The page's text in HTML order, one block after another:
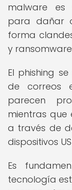
malware es
para dañar
forma
y
El phishing
de correos
parecen
mientras
a través de
dispositivos
Es
tecnología